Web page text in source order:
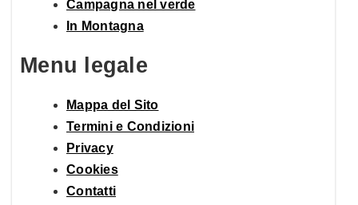
Campagna nel verde
In Montagna
Menu legale
Mappa del Sito
Termini e Condizioni
Privacy
Cookies
Contatti